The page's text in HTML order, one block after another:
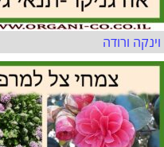
וינקה ורודה